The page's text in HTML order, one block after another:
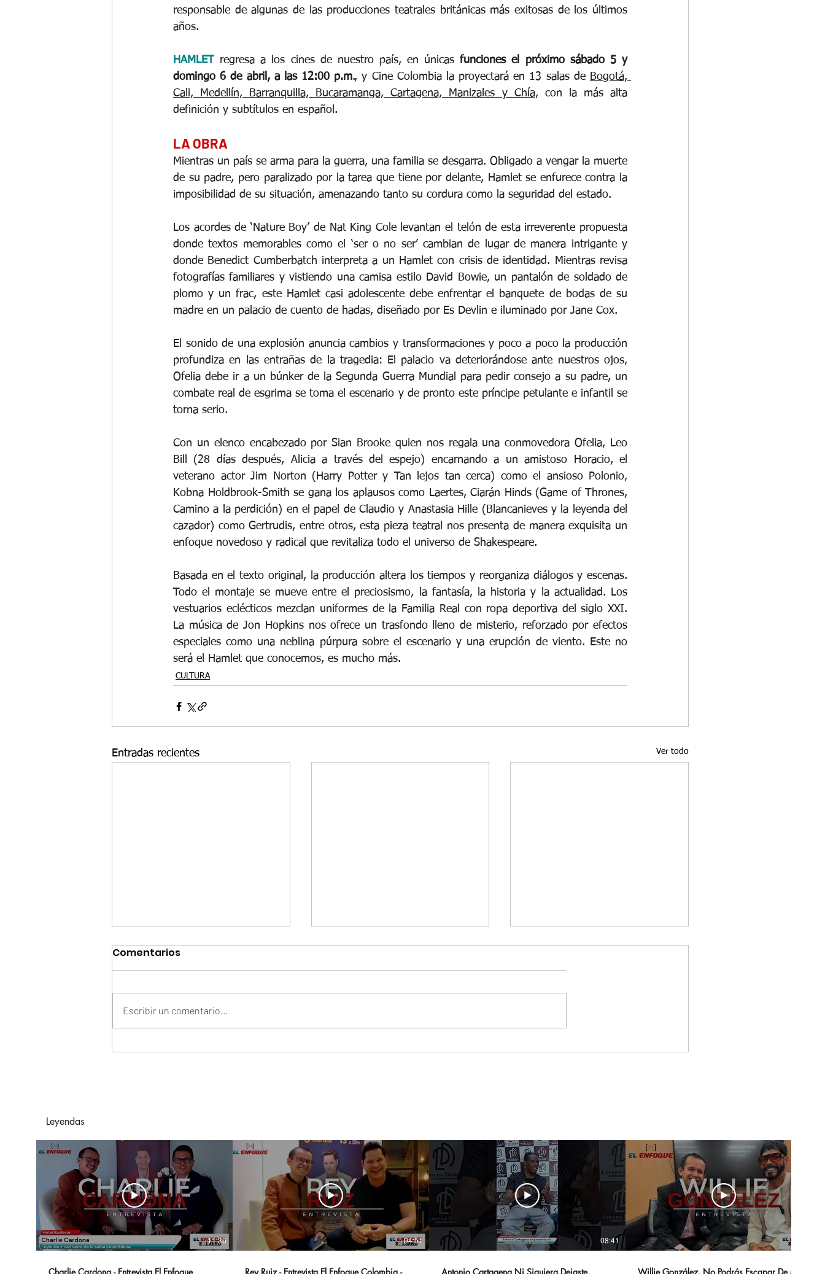
responsable de algunas de las producciones teatrales británicas más exitosas de los últimos
años.
HAMLET regresa a los cines de nuestro país, en únicas funciones el próximo sábado 5 y
domingo 6 de abril, a las 12:00 p.m., y Cine Colombia la proyectará en 13 salas de Bogotá,
Cali, Medellín, Barranquilla, Bucaramanga, Cartagena, Manizales y Chía, con la más alta
definición y subtítulos en español.
LA OBRA
Mientras un país se arma para la guerra, una familia se desgarra. Obligado a vengar la muerte
de su padre, pero paralizado por la tarea que tiene por delante, Hamlet se enfurece contra la
imposibilidad de su situación, amenazando tanto su cordura como la seguridad del estado.
Los acordes de ‘Nature Boy’ de Nat King Cole levantan el telón de esta irreverente propuesta
donde textos memorables como el ‘ser o no ser’ cambian de lugar de manera intrigante y
donde Benedict Cumberbatch interpreta a un Hamlet con crisis de identidad. Mientras revisa
fotografías familiares y vistiendo una camisa estilo David Bowie, un pantalón de soldado de
plomo y un frac, este Hamlet casi adolescente debe enfrentar el banquete de bodas de su
madre en un palacio de cuento de hadas, diseñado por Es Devlin e iluminado por Jane Cox.
El sonido de una explosión anuncia cambios y transformaciones y poco a poco la producción
profundiza en las entrañas de la tragedia: El palacio va deteriorándose ante nuestros ojos,
Ofelia debe ir a un búnker de la Segunda Guerra Mundial para pedir consejo a su padre, un
combate real de esgrima se toma el escenario y de pronto este príncipe petulante e infantil se
torna serio.
Con un elenco encabezado por Sian Brooke quien nos regala una conmovedora Ofelia, Leo
Bill (28 días después, Alicia a través del espejo) encarnando a un amistoso Horacio, el
veterano actor Jim Norton (Harry Potter y Tan lejos tan cerca) como el ansioso Polonio,
Kobna Holdbrook-Smith se gana los aplausos como Laertes, Ciarán Hinds (Game of Thrones,
Camino a la perdición) en el papel de Claudio y Anastasia Hille (Blancanieves y la leyenda del
cazador) como Gertrudis, entre otros, esta pieza teatral nos presenta de manera exquisita un
enfoque novedoso y radical que revitaliza todo el universo de Shakespeare.
Basada en el texto original, la producción altera los tiempos y reorganiza diálogos y escenas.
Todo el montaje se mueve entre el preciosismo, la fantasía, la historia y la actualidad. Los
vestuarios eclécticos mezclan uniformes de la Familia Real con ropa deportiva del siglo XXI.
La música de Jon Hopkins nos ofrece un trasfondo lleno de misterio, reforzado por efectos
especiales como una neblina púrpura sobre el escenario y una erupción de viento. Este no
será el Hamlet que conocemos, es mucho más.
CULTURA
Entradas recientes Ver todo
Hasta La Vista, Baby:
Aitana Pone La Banda
El Enfoque Colombia
Comentarios
Escribir un comentario...
Leyendas
11:36 04:51 08:41